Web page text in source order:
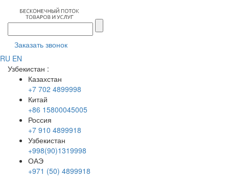
Заказать звонок
RU EN
Узбекистан :
Казахстан
+7 702 4899998
Китай
+86 15800045005
Россия
+7 910 4899918
Узбекистан
+998(90)1319998
ОАЭ
+971 (50) 4899918